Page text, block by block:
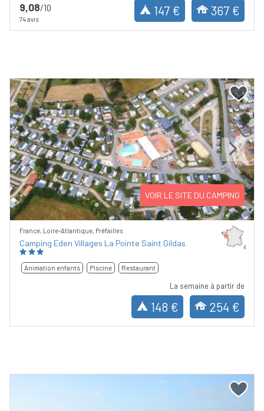
9,08/10
74 avis
147 € 367 €
Previous Next
VOIR LE SITE DU CAMPING
France, Loire-Atlantique, Préfailles
Camping Eden Villages La Pointe Saint Gildas
Animation enfants Piscine Restaurant
La semaine à partir de
148 € 254 €